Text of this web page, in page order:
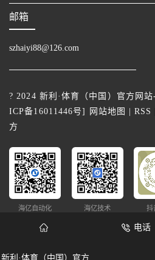
邮箱
szhaiyi88@126.com
? 2024 新利·体育（中国）官方网
ICP备16011446号] 网站地图 |RSS
方
海亿自动化 海亿技术 抖
新利·体育（中国）官方
电话